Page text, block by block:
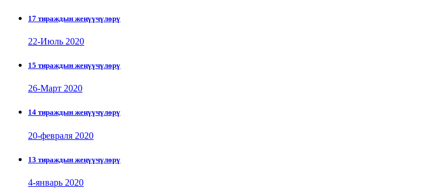
17 тираждын жеңүүчүлөрү
22-Июль 2020
15 тираждын жеңүүчүлөрү
26-Март 2020
14 тираждын жеңүүчүлөрү
20-февраля 2020
13 тираждын жеңүүчүлөрү
4-январь 2020